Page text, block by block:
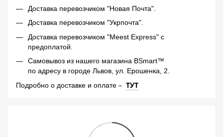
Доставка перевозчиком "Новая Почта".
Доставка перевозчиком "Укрпочта".
Доставка перевозчиком "Meest Express" с
предоплатой.
Самовывоз из нашего магазина BSmart™
по адресу в городе Львов, ул. Ерошенка, 2.
Подробно о доставке и оплате – ТУТ